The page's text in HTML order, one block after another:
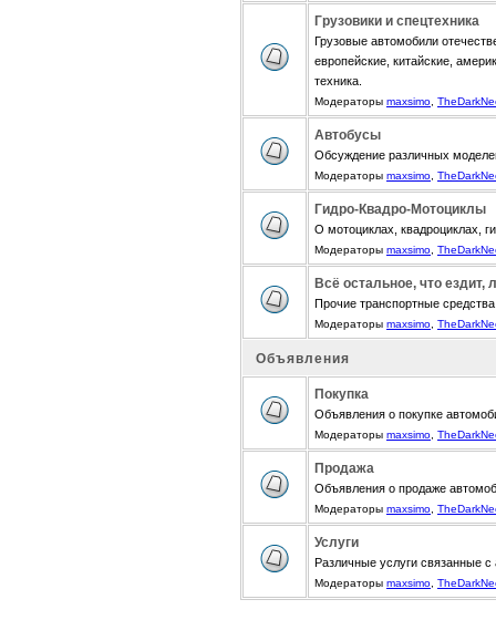
Грузовики и спецтехника
Грузовые автомобили
европейские, китайские,
техника.
Модераторы maxsimo
Автобусы
Обсуждение различных
Модераторы maxsimo
Гидро-Квадро-Мотоциклы
О мотоциклах, квадроциклах,
Модераторы maxsimo
Всё остальное, что ездит,
Прочие транспортные средства
Модераторы maxsimo
Объявления
Покупка
Объявления о покупке
Модераторы maxsimo
Продажа
Объявления о продаже
Модераторы maxsimo
Услуги
Различные услуги связанные с
Модераторы maxsimo